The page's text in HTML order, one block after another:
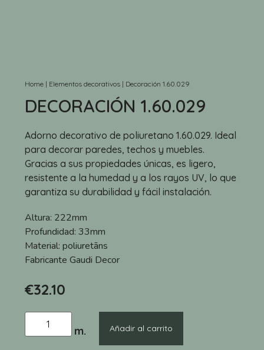
Home | Elementos decorativos | Decoración 1.60.029
DECORACIÓN 1.60.029
Adorno decorativo de poliuretano 1.60.029. Ideal
para decorar paredes, techos y muebles.
Gracias a sus propiedades únicas, es ligero,
resistente a la humedad y a los rayos UV, lo que
garantiza su durabilidad y fácil instalación.
Altura: 222mm
Profundidad: 33mm
Material: poliuretāns
Fabricante Gaudi Decor
€32.10
Añadir al carrito